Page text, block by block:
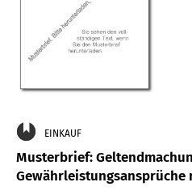
EINKAUF
Musterbrief:
Gewährleistungsansprüche